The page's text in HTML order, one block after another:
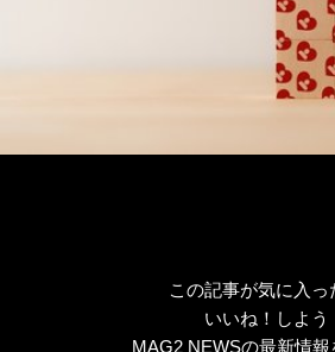
この記事が気に入っ
いいね！しよう
MAG2 NEWSの最新情報